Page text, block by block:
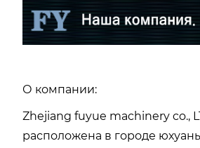
О компании:
Zhejiang fuyue machinery co.,
расположена в городе